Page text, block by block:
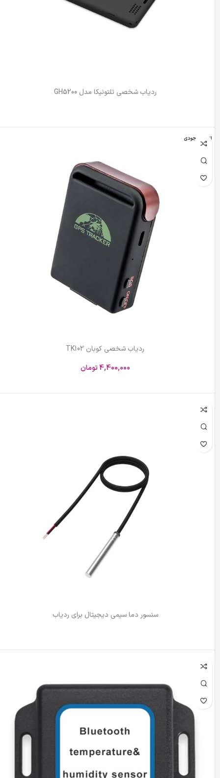
ردیاب شخصی تلتونیکا مدل GH5200
اتمام موجودی
ردیاب شخصی کوبان TK102
4,400,000تومان
سنسور دما سیمی دیجیتال برای ردیاب